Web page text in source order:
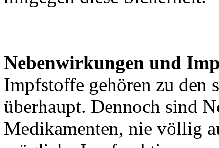
Nebenwirkungen und
Impfstoffe gehören zu den
überhaupt. Dennoch sind
Medikamenten, nie völlig